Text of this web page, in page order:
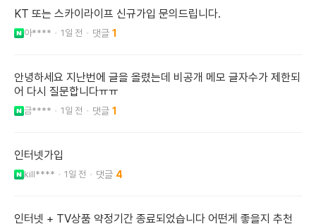
KT 또는 스카이라이프 신규가입 문의드립니다.
아**** 1일 전 1
안녕하세요 지난번에 글을 올렸는데 비공개 메모 글자수가 제한되
어 다시 질문합니다ㅠㅠ
금**** 1일 전 1
인터넷가입
kill**** 1일 전 4
인터넷 + TV상품 약정기간 종료되었습니다 어떤게 좋을지 추천